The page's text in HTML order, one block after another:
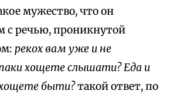
мужество, что он
с речью, проникнутой
рекох вам уже и не
хощете слышати? Еда и
быти?такой ответ, по